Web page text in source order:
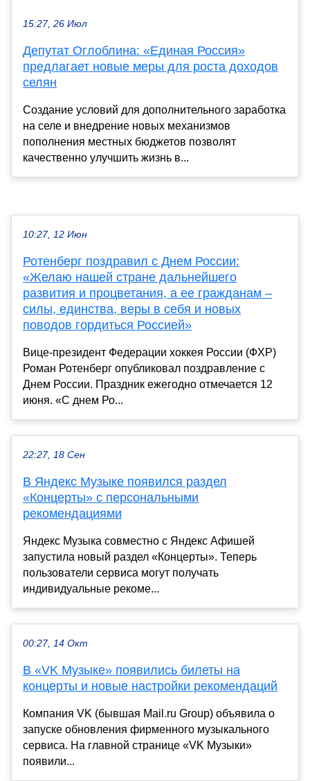
15:27, 26 Июл
Депутат Оглоблина: «Единая Россия»
предлагает новые меры для роста доходов
селян
Создание условий для дополнительного заработка
на селе и внедрение новых механизмов
пополнения местных бюджетов позволят
качественно улучшить жизнь в...
10:27, 12 Июн
Ротенберг поздравил с Днем России:
«Желаю нашей стране дальнейшего
развития и процветания, а ее гражданам –
силы, единства, веры в себя и новых
поводов гордиться Россией»
Вице-президент Федерации хоккея России (ФХР)
Роман Ротенберг опубликовал поздравление с
Днем России. Праздник ежегодно отмечается 12
июня. «С днем Ро...
22:27, 18 Сен
В Яндекс Музыке появился раздел
«Концерты» с персональными
рекомендациями
Яндекс Музыка совместно с Яндекс Афишей
запустила новый раздел «Концерты». Теперь
пользователи сервиса могут получать
индивидуальные рекоме...
00:27, 14 Окт
В «VK Музыке» появились билеты на
концерты и новые настройки рекомендаций
Компания VK (бывшая Mail.ru Group) объявила о
запуске обновления фирменного музыкального
сервиса. На главной странице «VK Музыки»
появили...